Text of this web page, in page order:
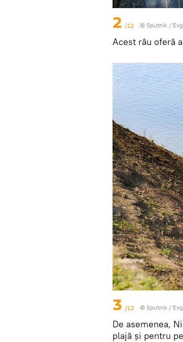
2 /12 © Sputnik /
Acest râu oferă
3 /12 © Sputnik /
De asemenea,
plajă și pentru